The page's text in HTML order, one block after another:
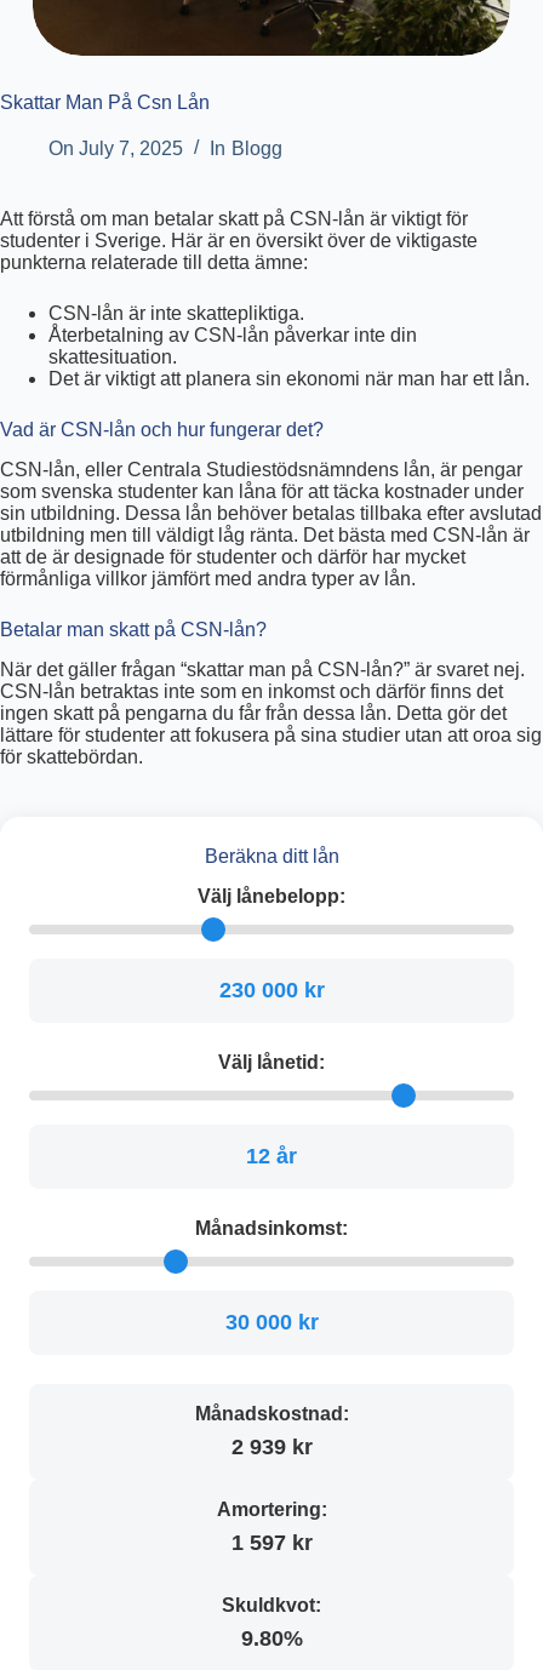
Skattar Man På Csn Lån
On July 7, 2025 In Blogg
Att förstå om man betalar skatt på CSN-lån är viktigt för
studenter i Sverige. Här är en översikt över de viktigaste
punkterna relaterade till detta ämne:
CSN-lån är inte skattepliktiga.
Återbetalning av CSN-lån påverkar inte din
skattesituation.
Det är viktigt att planera sin ekonomi när man har ett lån.
Vad är CSN-lån och hur fungerar det?
CSN-lån, eller Centrala Studiestödsnämndens lån, är pengar
som svenska studenter kan låna för att täcka kostnader under
sin utbildning. Dessa lån behöver betalas tillbaka efter avslutad
utbildning men till väldigt låg ränta. Det bästa med CSN-lån är
att de är designade för studenter och därför har mycket
förmånliga villkor jämfört med andra typer av lån.
Betalar man skatt på CSN-lån?
När det gäller frågan “skattar man på CSN-lån?” är svaret nej.
CSN-lån betraktas inte som en inkomst och därför finns det
ingen skatt på pengarna du får från dessa lån. Detta gör det
lättare för studenter att fokusera på sina studier utan att oroa sig
för skattebördan.
Beräkna ditt lån
Välj lånebelopp:
230 000 kr
Välj lånetid:
12 år
Månadsinkomst:
30 000 kr
Månadskostnad:
2 939 kr
Amortering:
1 597 kr
Skuldkvot:
9.80%